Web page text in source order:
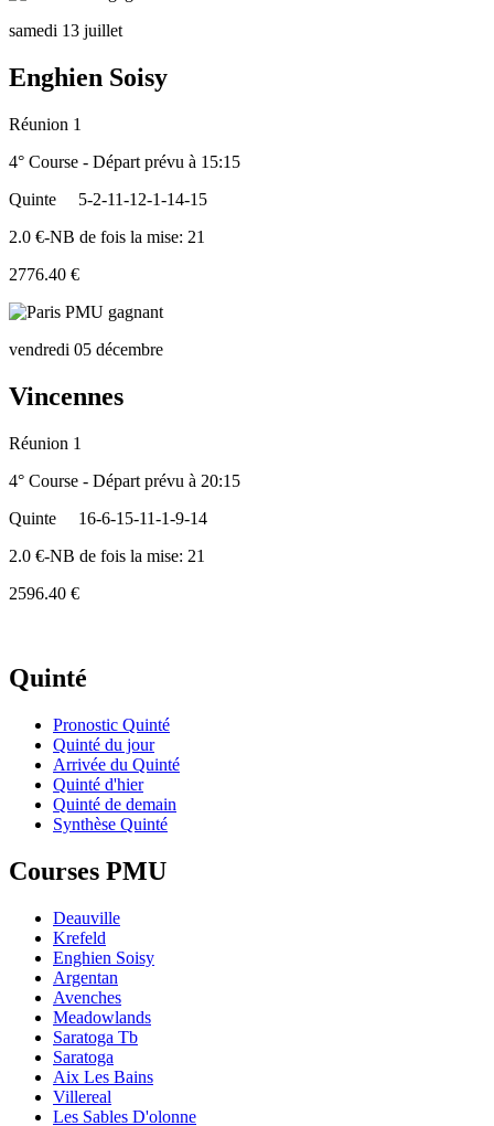
samedi 13 juillet
Enghien Soisy
Réunion 1
4° Course - Départ prévu à 15:15
Quinte
5-2-11-12-1-14-15
2.0 €-NB de fois la mise: 21
2776.40 €
vendredi 05 décembre
Vincennes
Réunion 1
4° Course - Départ prévu à 20:15
Quinte
16-6-15-11-1-9-14
2.0 €-NB de fois la mise: 21
2596.40 €
Quinté
Pronostic Quinté
Quinté du jour
Arrivée du Quinté
Quinté d'hier
Quinté de demain
Synthèse Quinté
Courses PMU
Deauville
Krefeld
Enghien Soisy
Argentan
Avenches
Meadowlands
Saratoga Tb
Saratoga
Aix Les Bains
Villereal
Les Sables D'olonne